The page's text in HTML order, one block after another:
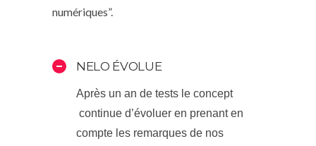
numériques”.
NELO ÉVOLUE
Après un an de tests le concept
continue d’évoluer en prenant en
compte les remarques de nos